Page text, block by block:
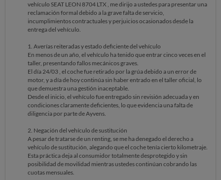
vehículo SEAT LEON 8704 LTX , me dirijo a ustedes para presentar una
reclamación formal debido a la grave falta de servicio,
incumplimientos contractuales y perjuicios ocasionados desde la
entrega del vehículo.
1. Averías reiteradas y estado deficiente del vehículo
En menos de un año, el vehículo ha tenido que entrar cinco veces en el
taller, presentando fallos mecánicos graves.
El día 24/03 , el coche fue retirado por la grúa debido a un error de
motor, y a día de hoy continúa sin haber entrado en el taller oficial, lo
que demuestra una gestión inaceptable.
Desde el inicio, el vehículo fue entregado sin revisión adecuada y en
condiciones claramente deficientes, lo que evidencia una falta de
diligencia por parte de Ayvens.
2. Negación del vehículo de sustitución
A pesar de tratarse de un renting, se me ha denegado el derecho a
vehículo de sustitución, alegando que el coche tenía cierto kilometraje.
Esta práctica deja al consumidor totalmente desprotegido y sin
posibilidad de movilidad mientras ustedes continúan cobrando las
cuotas mensuales.